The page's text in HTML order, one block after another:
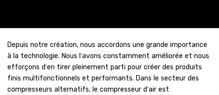
Depuis notre création, nous accordons une grande importance
à la technologie. Nous l'avons constamment améliorée et nous
efforçons d'en tirer pleinement parti pour créer des produits
finis multifonctionnels et performants. Dans le secteur des
compresseurs alternatifs, le compresseur d'air est